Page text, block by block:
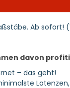
Ab sofort!
davon
– das geht!